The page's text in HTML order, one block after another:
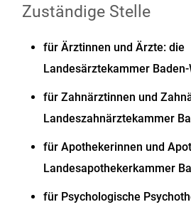
Zuständige Stelle
für Ärztinnen und Ärzte: die
Landesärztekammer
für Zahnärztinnen und
Landeszahnärztekammer
für Apothekerinnen und
Landesapothekerkammer
für Psychologische